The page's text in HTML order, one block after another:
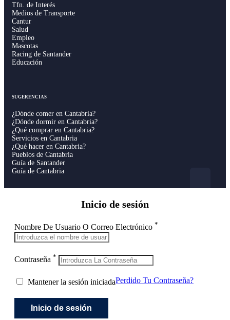
Tfn. de Interés
Medios de Transporte
Cantur
Salud
Empleo
Mascotas
Racing de Santander
Educación
SUGERENCIAS
¿Dónde comer en Cantabria?
¿Dónde dormir en Cantabria?
¿Qué comprar en Cantabria?
Servicios en Cantabria
¿Qué hacer en Cantabria?
Pueblos de Cantabria
Guía de Santander
Guía de Cantabria
Inicio de sesión
Nombre De Usuario O Correo Electrónico *
Contraseña *
Mantener la sesión iniciadaPerdido Tu Contraseña?